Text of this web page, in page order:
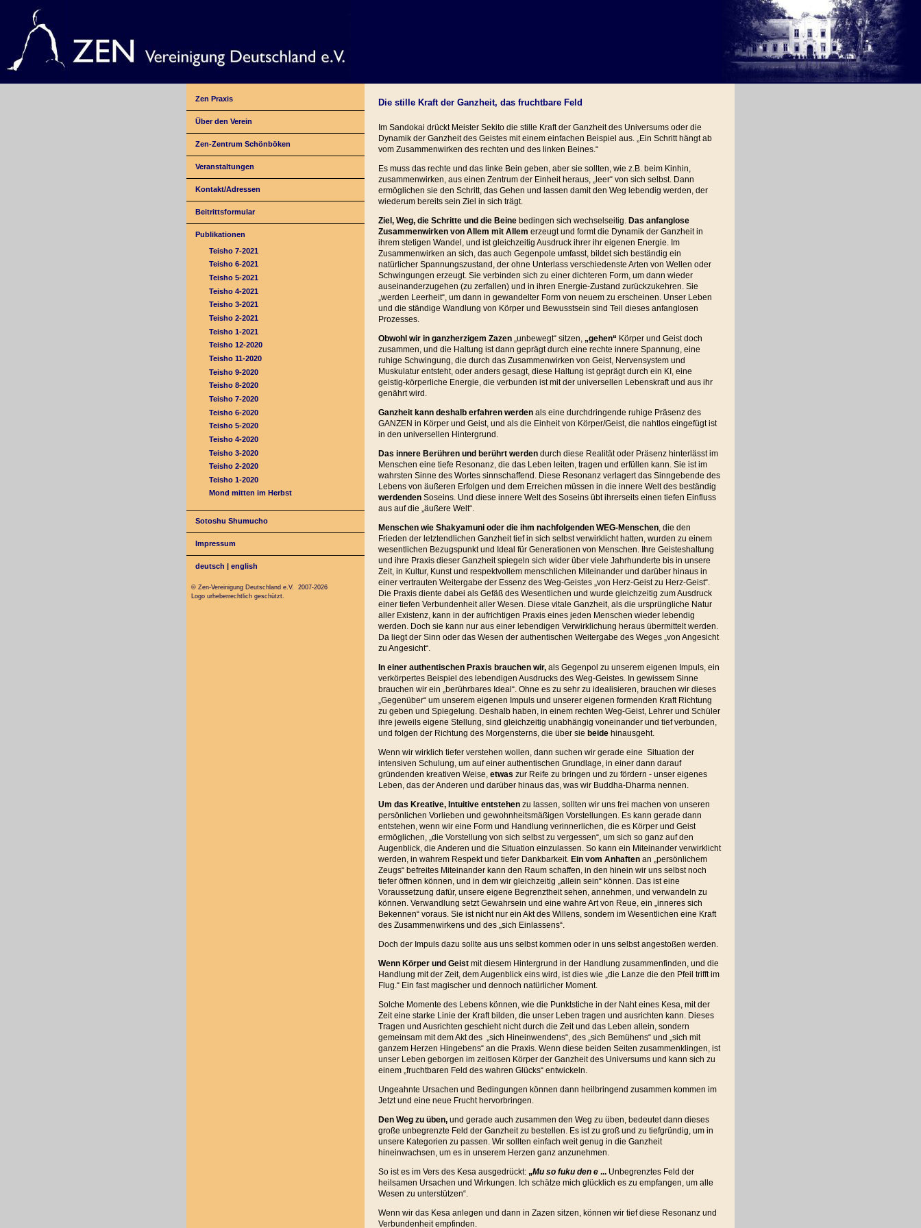
Zen Praxis
Über den Verein
Zen-Zentrum Schönböken
Veranstaltungen
Kontakt/Adressen
Beitrittsformular
Publikationen
Teisho 7-2021
Teisho 6-2021
Teisho 5-2021
Teisho 4-2021
Teisho 3-2021
Teisho 2-2021
Teisho 1-2021
Teisho 12-2020
Teisho 11-2020
Teisho 9-2020
Teisho 8-2020
Teisho 7-2020
Teisho 6-2020
Teisho 5-2020
Teisho 4-2020
Teisho 3-2020
Teisho 2-2020
Teisho 1-2020
Mond mitten im Herbst
Sotoshu Shumucho
Impressum
deutsch |english
Die stille Kraft der Ganzheit, das fruchtbare Feld
Im Sandokai drückt Meister Sekito die stille Kraft der Ganzheit des Universums oder die
Dynamik der Ganzheit des Geistes mit einem einfachen Beispiel aus. „Ein Schritt hängt ab
vom Zusammenwirken des rechten und des linken Beines.“
Es muss das rechte und das linke Bein geben, aber sie sollten, wie z.B. beim Kinhin,
zusammenwirken, aus einen Zentrum der Einheit heraus, „leer“ von sich selbst. Dann
ermöglichen sie den Schritt, das Gehen und lassen damit den Weg lebendig werden, der
wiederum bereits sein Ziel in sich trägt.
Ziel, Weg, die Schritte und die Beine bedingen sich wechselseitig. Das anfanglose
Zusammenwirken von Allem mit Allem erzeugt und formt die Dynamik der Ganzheit in
ihrem stetigen Wandel, und ist gleichzeitig Ausdruck ihrer ihr eigenen Energie. Im
Zusammenwirken an sich, das auch Gegenpole umfasst, bildet sich beständig ein
natürlicher Spannungszustand, der ohne Unterlass verschiedenste Arten von Wellen oder
Schwingungen erzeugt. Sie verbinden sich zu einer dichteren Form, um dann wieder
auseinanderzugehen (zu zerfallen) und in ihren Energie-Zustand zurückzukehren. Sie
„werden Leerheit“, um dann in gewandelter Form von neuem zu erscheinen. Unser Leben
und die ständige Wandlung von Körper und Bewusstsein sind Teil dieses anfanglosen
Prozesses.
Obwohl wir in ganzherzigem Zazen „unbewegt“ sitzen, „gehen“ Körper und Geist doch
zusammen, und die Haltung ist dann geprägt durch eine rechte innere Spannung, eine
ruhige Schwingung, die durch das Zusammenwirken von Geist, Nervensystem und
Muskulatur entsteht, oder anders gesagt, diese Haltung ist geprägt durch ein KI, eine
geistig-körperliche Energie, die verbunden ist mit der universellen Lebenskraft und aus ihr
genährt wird.
Ganzheit kann deshalb erfahren werden als eine durchdringende ruhige Präsenz des
GANZEN in Körper und Geist, und als die Einheit von Körper/Geist, die nahtlos eingefügt ist
in den universellen Hintergrund.
Das innere Berühren und berührt werden durch diese Realität oder Präsenz hinterlässt im
Menschen eine tiefe Resonanz, die das Leben leiten, tragen und erfüllen kann. Sie ist im
wahrsten Sinne des Wortes sinnschaffend. Diese Resonanz verlagert das Sinngebende des
Lebens von äußeren Erfolgen und dem Erreichen müssen in die innere Welt des beständig
werdenden Soseins. Und diese innere Welt des Soseins übt ihrerseits einen tiefen Einfluss
aus auf die „äußere Welt“.
Menschen wie Shakyamuni oder die ihm nachfolgenden WEG-Menschen, die den
Frieden der letztendlichen Ganzheit tief in sich selbst verwirklicht hatten, wurden zu einem
wesentlichen Bezugspunkt und Ideal für Generationen von Menschen. Ihre Geisteshaltung
und ihre Praxis dieser Ganzheit spiegeln sich wider über viele Jahrhunderte bis in unsere
Zeit, in Kultur, Kunst und respektvollem menschlichen Miteinander und darüber hinaus in
einer vertrauten Weitergabe der Essenz des Weg-Geistes „von Herz-Geist zu Herz-Geist“.
Die Praxis diente dabei als Gefäß des Wesentlichen und wurde gleichzeitig zum Ausdruck
einer tiefen Verbundenheit aller Wesen. Diese vitale Ganzheit, als die ursprüngliche Natur
aller Existenz, kann in der aufrichtigen Praxis eines jeden Menschen wieder lebendig
werden. Doch sie kann nur aus einer lebendigen Verwirklichung heraus übermittelt werden.
Da liegt der Sinn oder das Wesen der authentischen Weitergabe des Weges „von Angesicht
zu Angesicht“.
In einer authentischen Praxis brauchen wir, als Gegenpol zu unserem eigenen Impuls, ein
verkörpertes Beispiel des lebendigen Ausdrucks des Weg-Geistes. In gewissem Sinne
brauchen wir ein „berührbares Ideal“. Ohne es zu sehr zu idealisieren, brauchen wir dieses
„Gegenüber“ um unserem eigenen Impuls und unserer eigenen formenden Kraft Richtung
zu geben und Spiegelung. Deshalb haben, in einem rechten Weg-Geist, Lehrer und Schüler
ihre jeweils eigene Stellung, sind gleichzeitig unabhängig voneinander und tief verbunden,
und folgen der Richtung des Morgensterns, die über sie beide hinausgeht.
Wenn wir wirklich tiefer verstehen wollen, dann suchen wir gerade eine Situation der
intensiven Schulung, um auf einer authentischen Grundlage, in einer dann darauf
gründenden kreativen Weise, etwas zur Reife zu bringen und zu fördern - unser eigenes
Leben, das der Anderen und darüber hinaus das, was wir Buddha-Dharma nennen.
Um das Kreative, Intuitive entstehen zu lassen, sollten wir uns frei machen von unseren
persönlichen Vorlieben und gewohnheitsmäßigen Vorstellungen. Es kann gerade dann
entstehen, wenn wir eine Form und Handlung verinnerlichen, die es Körper und Geist
ermöglichen, „die Vorstellung von sich selbst zu vergessen“, um sich so ganz auf den
Augenblick, die Anderen und die Situation einzulassen. So kann ein Miteinander verwirklicht
werden, in wahrem Respekt und tiefer Dankbarkeit. Ein vom Anhaften an „persönlichem
Zeugs“ befreites Miteinander kann den Raum schaffen, in den hinein wir uns selbst noch
tiefer öffnen können, und in dem wir gleichzeitig „allein sein“ können. Das ist eine
Voraussetzung dafür, unsere eigene Begrenztheit sehen, annehmen, und verwandeln zu
können. Verwandlung setzt Gewahrsein und eine wahre Art von Reue, ein „inneres sich
Bekennen“ voraus. Sie ist nicht nur ein Akt des Willens, sondern im Wesentlichen eine Kraft
des Zusammenwirkens und des „sich Einlassens“.
Doch der Impuls dazu sollte aus uns selbst kommen oder in uns selbst angestoßen werden.
Wenn Körper und Geist mit diesem Hintergrund in der Handlung zusammenfinden, und die
Handlung mit der Zeit, dem Augenblick eins wird, ist dies wie „die Lanze die den Pfeil trifft im
Flug.“ Ein fast magischer und dennoch natürlicher Moment.
Solche Momente des Lebens können, wie die Punktstiche in der Naht eines Kesa, mit der
Zeit eine starke Linie der Kraft bilden, die unser Leben tragen und ausrichten kann. Dieses
Tragen und Ausrichten geschieht nicht durch die Zeit und das Leben allein, sondern
gemeinsam mit dem Akt des „sich Hineinwendens“, des „sich Bemühens“ und „sich mit
ganzem Herzen Hingebens“ an die Praxis. Wenn diese beiden Seiten zusammenklingen, ist
unser Leben geborgen im zeitlosen Körper der Ganzheit des Universums und kann sich zu
einem „fruchtbaren Feld des wahren Glücks“ entwickeln.
Ungeahnte Ursachen und Bedingungen können dann heilbringend zusammen kommen im
Jetzt und eine neue Frucht hervorbringen.
Den Weg zu üben, und gerade auch zusammen den Weg zu üben, bedeutet dann dieses
große unbegrenzte Feld der Ganzheit zu bestellen. Es ist zu groß und zu tiefgründig, um in
unsere Kategorien zu passen. Wir sollten einfach weit genug in die Ganzheit
hineinwachsen, um es in unserem Herzen ganz anzunehmen.
So ist es im Vers des Kesa ausgedrückt: „Mu so fuku den e ... Unbegrenztes Feld der
heilsamen Ursachen und Wirkungen. Ich schätze mich glücklich es zu empfangen, um alle
Wesen zu unterstützen“.
Wenn wir das Kesa anlegen und dann in Zazen sitzen, können wir tief diese Resonanz und
Verbundenheit empfinden.
© Zen-Vereinigung Deutschland e.V. 2007-2026
Logo urheberrechtlich geschützt.